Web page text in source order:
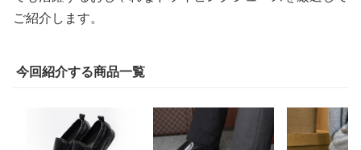
ご紹介します。
今回紹介する商品一覧